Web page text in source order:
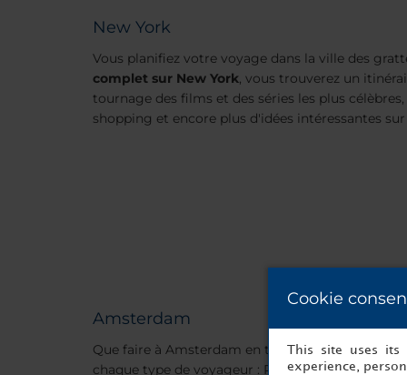
New York
Vous planifiez votre voyage dans la ville des
complet sur New York, vous trouverez un
tournage des films et des séries les plus
shopping et encore plus d'idées intéressantes
Amsterdam
Que faire à Amsterdam en trois jours ? Des
chaque type de voyageur : Rijksmuseum, la
Cookie
This site uses its
experience,